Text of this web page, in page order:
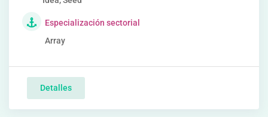
Especialización sectorial
Array
Detalles